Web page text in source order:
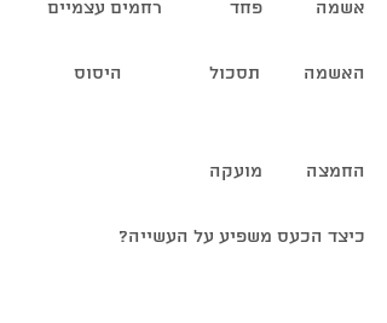
אשמה           פחד              רחמים עצמיים
האשמה         תסכול                  היסוס
החמצה         מועקה
כיצד הכעס משפיע על העשייה?